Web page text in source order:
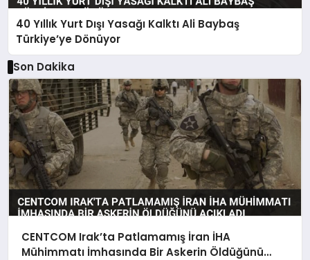
40 Yıllık Yurt Dışı Yasağı Kalktı Ali Baybaş
Türkiye’ye Dönüyor
Son Dakika
CENTCOM Irak’ta Patlamamış İran İHA
Mühimmatı İmhasında Bir Askerin Öldüğünü